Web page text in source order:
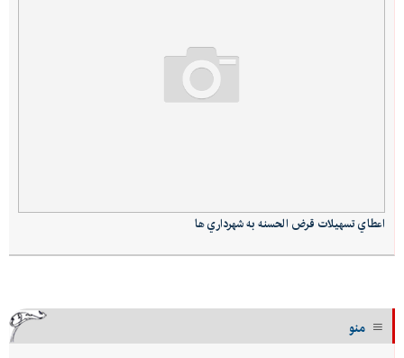
اعطاي تسهيلات قرض الحسنه به شهرداري ها
منو